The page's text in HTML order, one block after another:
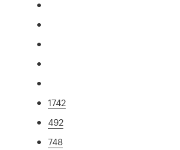
1742
492
748